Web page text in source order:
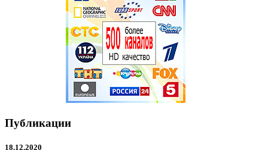
Публикации
18.12.2020